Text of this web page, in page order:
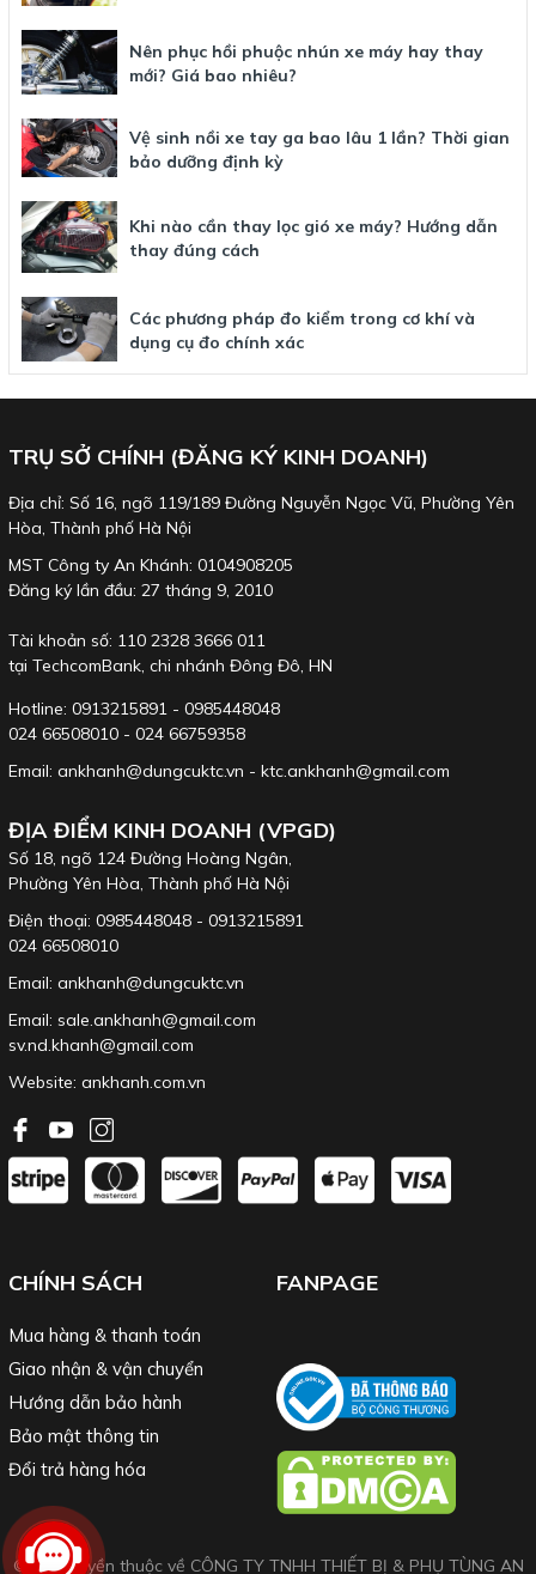
Nên phục hồi phuộc nhún xe máy hay thay
mới? Giá bao nhiêu?
Vệ sinh nồi xe tay ga bao lâu 1 lần? Thời gian
bảo dưỡng định kỳ
Khi nào cần thay lọc gió xe máy? Hướng dẫn
thay đúng cách
Các phương pháp đo kiểm trong cơ khí và
dụng cụ đo chính xác
TRỤ SỞ CHÍNH (ĐĂNG KÝ KINH DOANH)
Địa chỉ: Số 16, ngõ 119/189 Đường Nguyễn Ngọc Vũ, Phường Yên
Hòa, Thành phố Hà Nội
MST Công ty An Khánh: 0104908205
Đăng ký lần đầu: 27 tháng 9, 2010
Tài khoản số: 110 2328 3666 011
tại TechcomBank, chi nhánh Đông Đô, HN
Hotline: 0913215891 - 0985448048
024 66508010 - 024 66759358
Email: ankhanh@dungcuktc.vn - ktc.ankhanh@gmail.com
ĐỊA ĐIỂM KINH DOANH (VPGD)
Số 18, ngõ 124 Đường Hoàng Ngân,
Phường Yên Hòa, Thành phố Hà Nội
Điện thoại: 0985448048 - 0913215891
024 66508010
Email: ankhanh@dungcuktc.vn
Email: sale.ankhanh@gmail.com
sv.nd.khanh@gmail.com
Website: ankhanh.com.vn
CHÍNH SÁCH
Mua hàng & thanh toán
Giao nhận & vận chuyển
Hướng dẫn bảo hành
Bảo mật thông tin
Đổi trả hàng hóa
FANPAGE
© Bản quyền thuộc về CÔNG TY TNHH THIẾT BỊ & PHỤ TÙNG AN